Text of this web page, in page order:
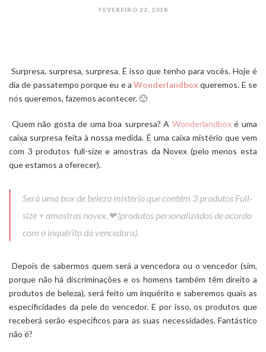
FEVEREIRO 22, 2018
Surpresa, surpresa, surpresa. É isso que tenho para vocês. Hoje é
dia de passatempo porque eu e a Wonderlandbox queremos. E se
nós queremos, fazemos acontecer. 🙂
Quem não gosta de uma boa surpresa? A Wonderlandboxé uma
caixa surpresa feita à nossa medida. É uma caixa mistério que vem
com 3 produtos full-size e amostras da Novex (pelo menos esta
que estamos a oferecer).
Será uma box de beleza mistério que contém 3 produtos Full-
size + amostras novex. ❤ (produtos personalizados de acordo
com o inquérito da vencedora).
Depois de sabermos quem será a vencedora ou o vencedor (sim,
porque não há discriminações e os homens também têm direito a
produtos de beleza), será feito um inquérito e saberemos quais as
especificidades da pele do vencedor. E por isso, os produtos que
receberá serão específicos para as suas necessidades. Fantástico
não é?